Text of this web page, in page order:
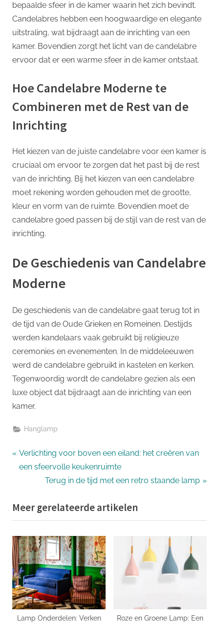
bepaalde sfeer in de kamer waarin het zich bevindt.
Candelabres hebben een hoogwaardige en elegante
uitstraling, wat bijdraagt aan de inrichting van een
kamer. Bovendien zorgt het licht van de candelabre
ervoor dat er een warme sfeer in de kamer ontstaat.
Hoe Candelabre Moderne te
Combineren met de Rest van de
Inrichting
Het kiezen van de juiste candelabre voor een kamer is
cruciaal om ervoor te zorgen dat het past bij de rest
van de inrichting. Bij het kiezen van een candelabre
moet rekening worden gehouden met de grootte,
kleur en vorm van de ruimte. Bovendien moet de
candelabre goed passen bij de stijl van de rest van de
inrichting.
De Geschiedenis van Candelabre
Moderne
De geschiedenis van de candelabre gaat terug tot in
de tijd van de Oude Grieken en Romeinen. Destijds
werden kandelaars vaak gebruikt bij religieuze
ceremonies en evenementen. In de middeleeuwen
werd de candelabre gebruikt in kastelen en kerken.
Tegenwoordig wordt de candelabre gezien als een
luxe object dat bijdraagt aan de inrichting van een
kamer.
Hanglamp
Bericht
navigatie
P
r
o
u
s
P
o
s
t
:
Verlichting voor boven een eiland: het creëren van
een sfeervolle keukenruimte
N
x
t
P
o
s
t
:
Terug in de tijd met een retro staande lamp
Meer gerelateerde artikelen
Lamp Onderdelen: Verken Roze en Groene Lamp: Een